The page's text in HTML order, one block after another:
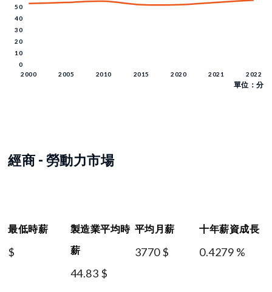
單位：分
經商 - 勞動力市場
最低時薪
$
製造業平均時
薪
44.83 $
平均月薪
3770 $
十年薪資成長
0.4279 %